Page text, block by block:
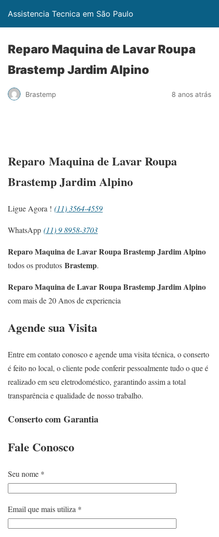
Assistencia Tecnica em São Paulo
Reparo Maquina de Lavar Roupa
Brastemp Jardim Alpino
Brastemp 8 anos atrás
Reparo Maquina de Lavar Roupa
Brastemp Jardim Alpino
Ligue Agora ! (11) 3564-4559
WhatsApp (11) 9 8958-3703
Reparo Maquina de Lavar Roupa Brastemp Jardim Alpino
todos os produtos Brastemp.
Reparo Maquina de Lavar Roupa Brastemp Jardim Alpino
com mais de 20 Anos de experiencia
Agende sua Visita
Entre em contato conosco e agende uma visita técnica, o conserto
é feito no local, o cliente pode conferir pessoalmente tudo o que é
realizado em seu eletrodoméstico, garantindo assim a total
transparência e qualidade de nosso trabalho.
Conserto com Garantia
Fale Conosco
Seu nome *
Email que mais utiliza *